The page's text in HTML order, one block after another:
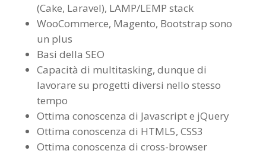
(Cake, Laravel), LAMP/LEMP stack
WooCommerce, Magento, Bootstrap sono
un plus
Basi della SEO
Capacità di multitasking, dunque di
lavorare su progetti diversi nello stesso
tempo
Ottima conoscenza di Javascript e jQuery
Ottima conoscenza di HTML5, CSS3
Ottima conoscenza di cross-browser